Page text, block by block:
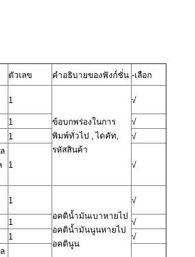
ตัวเลข คำอธิบายของฟังก์ชั่น -เลือก
1
ข้อบกพร่องในการ
พิมพ์ทั่วไป , ไดคัท,
รหัสสินค้า
√
1
√
1
√
1 √
1
อคติน้ำมันเบาหายไป
อคติน้ำมันนูนหายไป
อคตินูน
√
1
√
1
√